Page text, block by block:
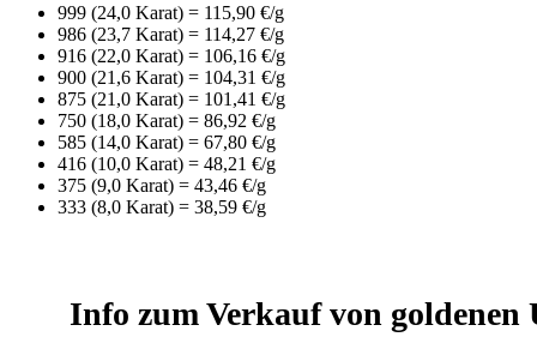
999 (24,0 Karat) = 115,90 €/g
986 (23,7 Karat) = 114,27 €/g
916 (22,0 Karat) = 106,16 €/g
900 (21,6 Karat) = 104,31 €/g
875 (21,0 Karat) = 101,41 €/g
750 (18,0 Karat) = 86,92 €/g
585 (14,0 Karat) = 67,80 €/g
416 (10,0 Karat) = 48,21 €/g
375 (9,0 Karat) = 43,46 €/g
333 (8,0 Karat) = 38,59 €/g
Info zum Verkauf von goldenen